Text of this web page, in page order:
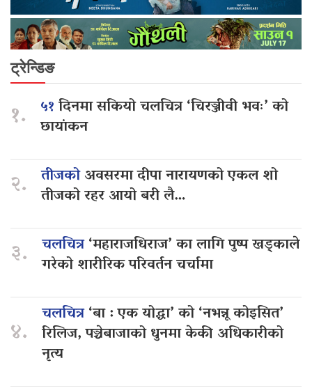
ट्रेन्डिङ
१. ५१दिनमा सकियो चलचित्र ‘चिरञ्जीवी भवः’ को
छायांकन
२. तीजकोअवसरमा दीपा नारायणको एकल शो
तीजको रहर आयो बरी लै…
३. चलचित्र‘महाराजधिराज’ का लागि पुष्प खड्काले
गरेको शारीरिक परिवर्तन चर्चामा
४.
चलचित्र‘बा : एक योद्धा’ को ‘नभन्नू कोइसित’
रिलिज, पञ्चेबाजाको धुनमा केकी अधिकारीको
नृत्य